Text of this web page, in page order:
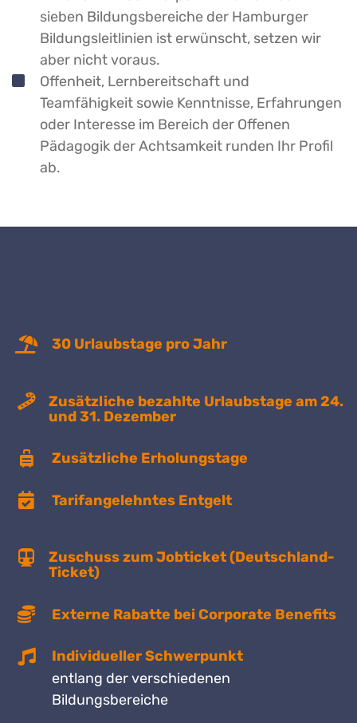
sieben Bildungsbereiche der Hamburger
Bildungsleitlinien ist erwünscht, setzen wir
aber nicht voraus.
Offenheit, Lernbereitschaft und
Teamfähigkeit sowie Kenntnisse, Erfahrungen
oder Interesse im Bereich der Offenen
Pädagogik der Achtsamkeit runden Ihr Profil
ab.
30 Urlaubstage pro Jahr
Zusätzliche bezahlte Urlaubstage am 24.
und 31. Dezember
Zusätzliche Erholungstage
Tarifangelehntes Entgelt
Zuschuss zum Jobticket (Deutschland-
Ticket)
Externe Rabatte bei Corporate Benefits
Individueller Schwerpunkt
entlang der verschiedenen
Bildungsbereiche